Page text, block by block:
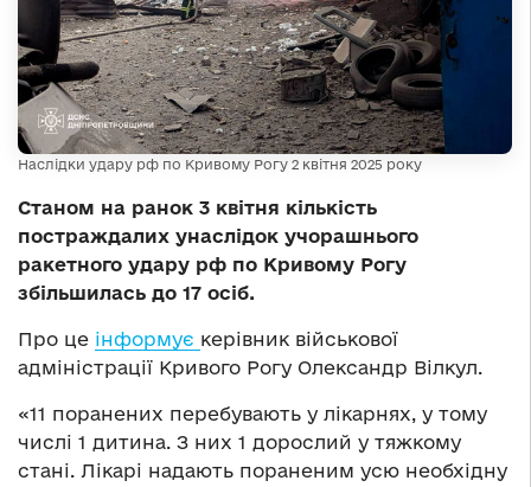
Наслідки удару рф по Кривому Рогу 2 квітня 2025 року
Станом на ранок 3 квітня кількість
постраждалих унаслідок учорашнього
ракетного удару рф по Кривому Рогу
збільшилась до 17 осіб.
Про це інформує керівник військової
адміністрації Кривого Рогу Олександр Вілкул.
«11 поранених перебувають у лікарнях, у тому
числі 1 дитина. З них 1 дорослий у тяжкому
стані. Лікарі надають пораненим усю необхідну